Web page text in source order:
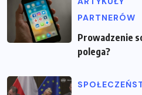
PARTNERÓW
Prowadzenie
polega?